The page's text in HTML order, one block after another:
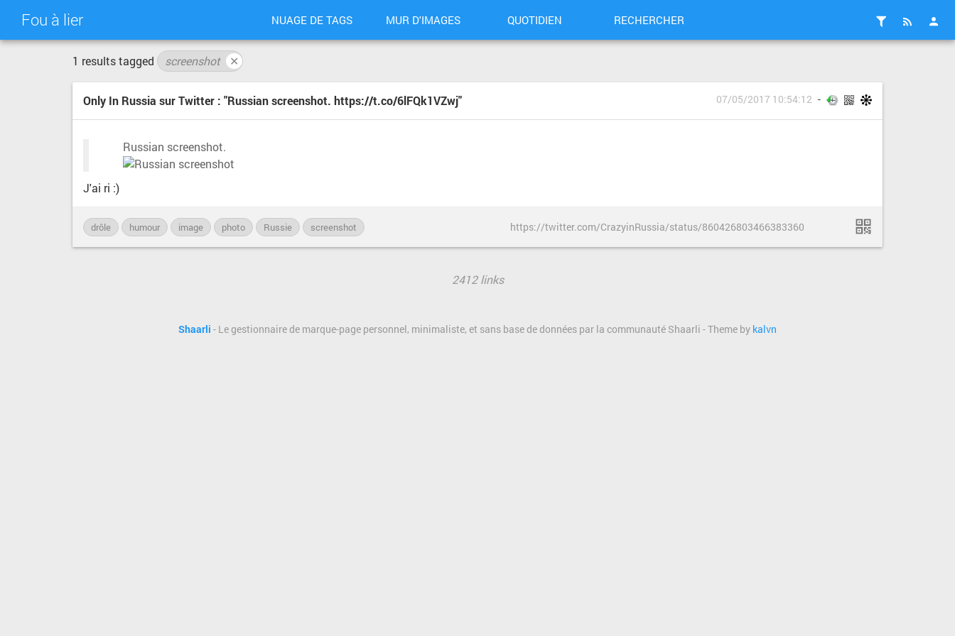
Fou à lier NUAGE DE TAGS MUR D'IMAGES QUOTIDIEN RECHERCHER
1 results tagged screenshot ✕
Only In Russia sur Twitter : "Russian screenshot. https://t.co/6lFQk1VZwj" 07/05/2017 10:54:12
Russian screenshot.
J'ai ri :)
drôle humour image photo Russie screenshot https://twitter.com/CrazyinRussia/status/860426803466383360
2412 links
Shaarli - Le gestionnaire de marque-page personnel, minimaliste, et sans base de données par la communauté Shaarli - Theme by kalvn